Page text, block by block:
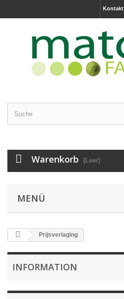
Kontakt
Warenkorb (Leer)
MENÜ
Prijsverlaging
INFORMATION